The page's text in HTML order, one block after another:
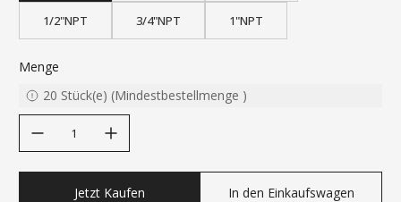
1/2"NPT 3/4"NPT 1"NPT
Menge
20 Stück(e) (Mindestbestellmenge )
Jetzt Kaufen In den Einkaufswagen